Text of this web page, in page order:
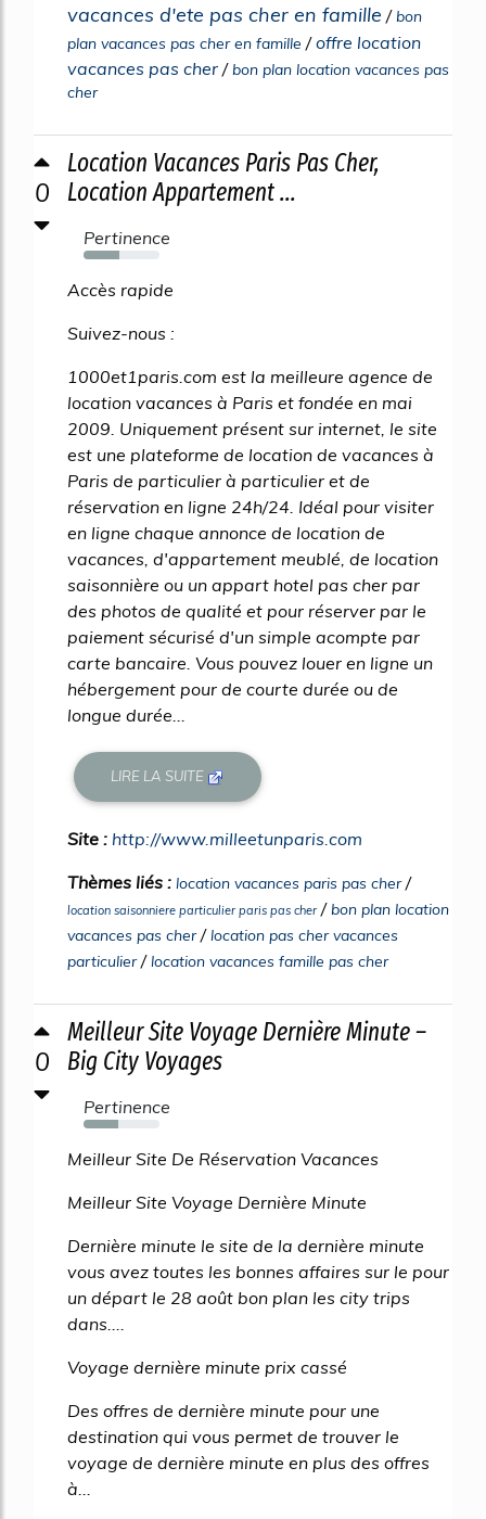
vacances d'ete pas cher en famille /bon
plan vacances pas cher en famille /offre location
vacances pas cher /bon plan location vacances pas
cher
0
Location Vacances Paris Pas Cher,
Location Appartement ...
Pertinence
47%
Accès rapide
Suivez-nous :
1000et1paris.com est la meilleure agence de
location vacances à Paris et fondée en mai
2009. Uniquement présent sur internet, le site
est une plateforme de location de vacances à
Paris de particulier à particulier et de
réservation en ligne 24h/24. Idéal pour visiter
en ligne chaque annonce de location de
vacances, d'appartement meublé, de location
saisonnière ou un appart hotel pas cher par
des photos de qualité et pour réserver par le
paiement sécurisé d'un simple acompte par
carte bancaire. Vous pouvez louer en ligne un
hébergement pour de courte durée ou de
longue durée...
LIRE LA SUITE
Site : http://www.milleetunparis.com
Thèmes liés : location vacances paris pas cher/
location saisonniere particulier paris pas cher /bon plan location
vacances pas cher/location pas cher vacances
particulier/location vacances famille pas cher
0
Meilleur Site Voyage Dernière Minute –
Big City Voyages
Pertinence
46%
Meilleur Site De Réservation Vacances
Meilleur Site Voyage Dernière Minute
Dernière minute le site de la dernière minute
vous avez toutes les bonnes affaires sur le pour
un départ le 28 août bon plan les city trips
dans....
Voyage dernière minute prix cassé
Des offres de dernière minute pour une
destination qui vous permet de trouver le
voyage de dernière minute en plus des offres
à...